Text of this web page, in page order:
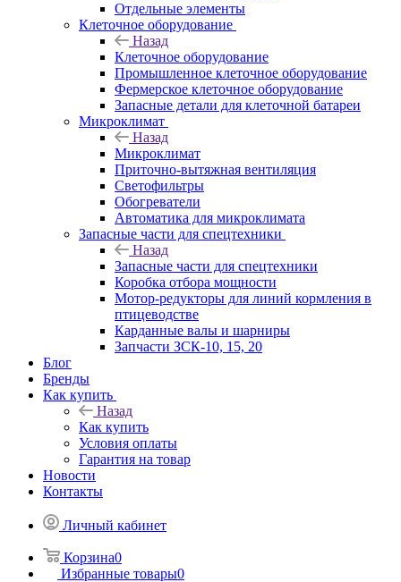
Отдельные элементы
Клеточное оборудование
Назад
Клеточное оборудование
Промышленное клеточное оборудование
Фермерское клеточное оборудование
Запасные детали для клеточной батареи
Микроклимат
Назад
Микроклимат
Приточно-вытяжная вентиляция
Светофильтры
Обогреватели
Автоматика для микроклимата
Запасные части для спецтехники
Назад
Запасные части для спецтехники
Коробка отбора мощности
Мотор-редукторы для линий кормления в
птицеводстве
Карданные валы и шарниры
Запчасти ЗСК-10, 15, 20
Блог
Бренды
Как купить
Назад
Как купить
Условия оплаты
Гарантия на товар
Новости
Контакты
Личный кабинет
Корзина0
Избранные товары0